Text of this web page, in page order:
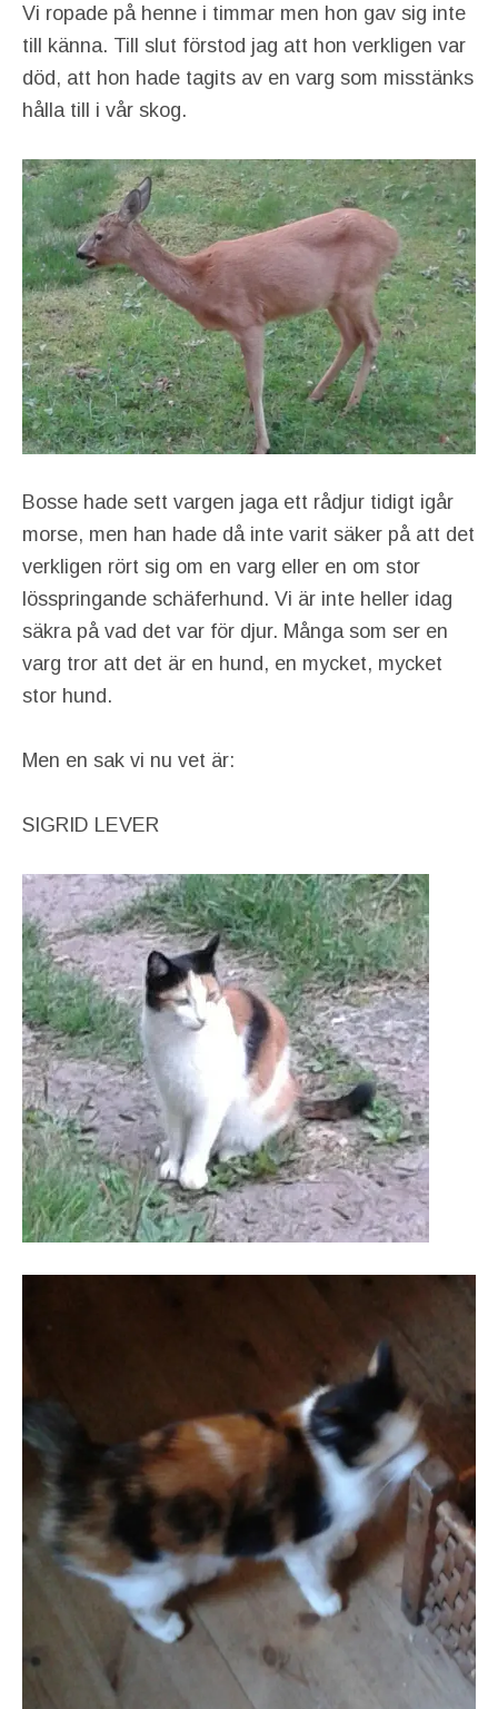
Vi ropade på henne i timmar men hon gav sig inte
till känna. Till slut förstod jag att hon verkligen var
död, att hon hade tagits av en varg som misstänks
hålla till i vår skog.
Bosse hade sett vargen jaga ett rådjur tidigt igår
morse, men han hade då inte varit säker på att det
verkligen rört sig om en varg eller en om stor
lösspringande schäferhund. Vi är inte heller idag
säkra på vad det var för djur. Många som ser en
varg tror att det är en hund, en mycket, mycket
stor hund.
Men en sak vi nu vet är:
SIGRID LEVER